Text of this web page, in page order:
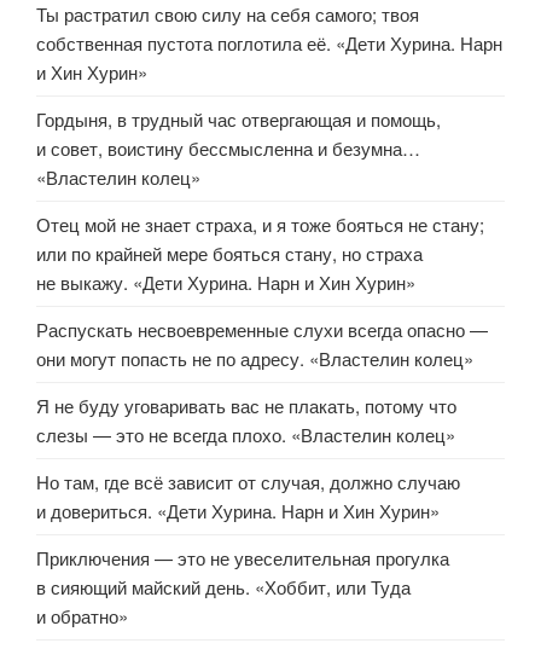
Ты растратил свою силу на себя самого; твоя
собственная пустота поглотила её. «Дети Хурина. Нарн
и Хин Хурин»
Гордыня, в трудный час отвергающая и помощь,
и совет, воистину бессмысленна и безумна…
«Властелин колец»
Отец мой не знает страха, и я тоже бояться не стану;
или по крайней мере бояться стану, но страха
не выкажу. «Дети Хурина. Нарн и Хин Хурин»
Распускать несвоевременные слухи всегда опасно —
они могут попасть не по адресу. «Властелин колец»
Я не буду уговаривать вас не плакать, потому что
слезы — это не всегда плохо. «Властелин колец»
Но там, где всё зависит от случая, должно случаю
и довериться. «Дети Хурина. Нарн и Хин Хурин»
Приключения — это не увеселительная прогулка
в сияющий майский день. «Хоббит, или Туда
и обратно»